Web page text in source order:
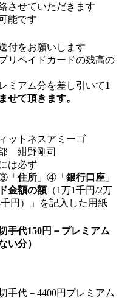
させていただきます
能です
付をお願いします
リペイドカードの残高の
ミアム分を差し引いて1
せて頂きます。
ットネスアミーゴ
紺野剛司
は必ず
「 住所 」④「 銀行口座 」
金額の額（1万1千円/2万
円）」を記入した用紙
手代150円－プレミアム
い分）
手代－4400円プレミアム